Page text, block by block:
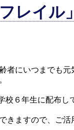
フレイ
者にいつまでも
６年生に配布し
ますので、ご活